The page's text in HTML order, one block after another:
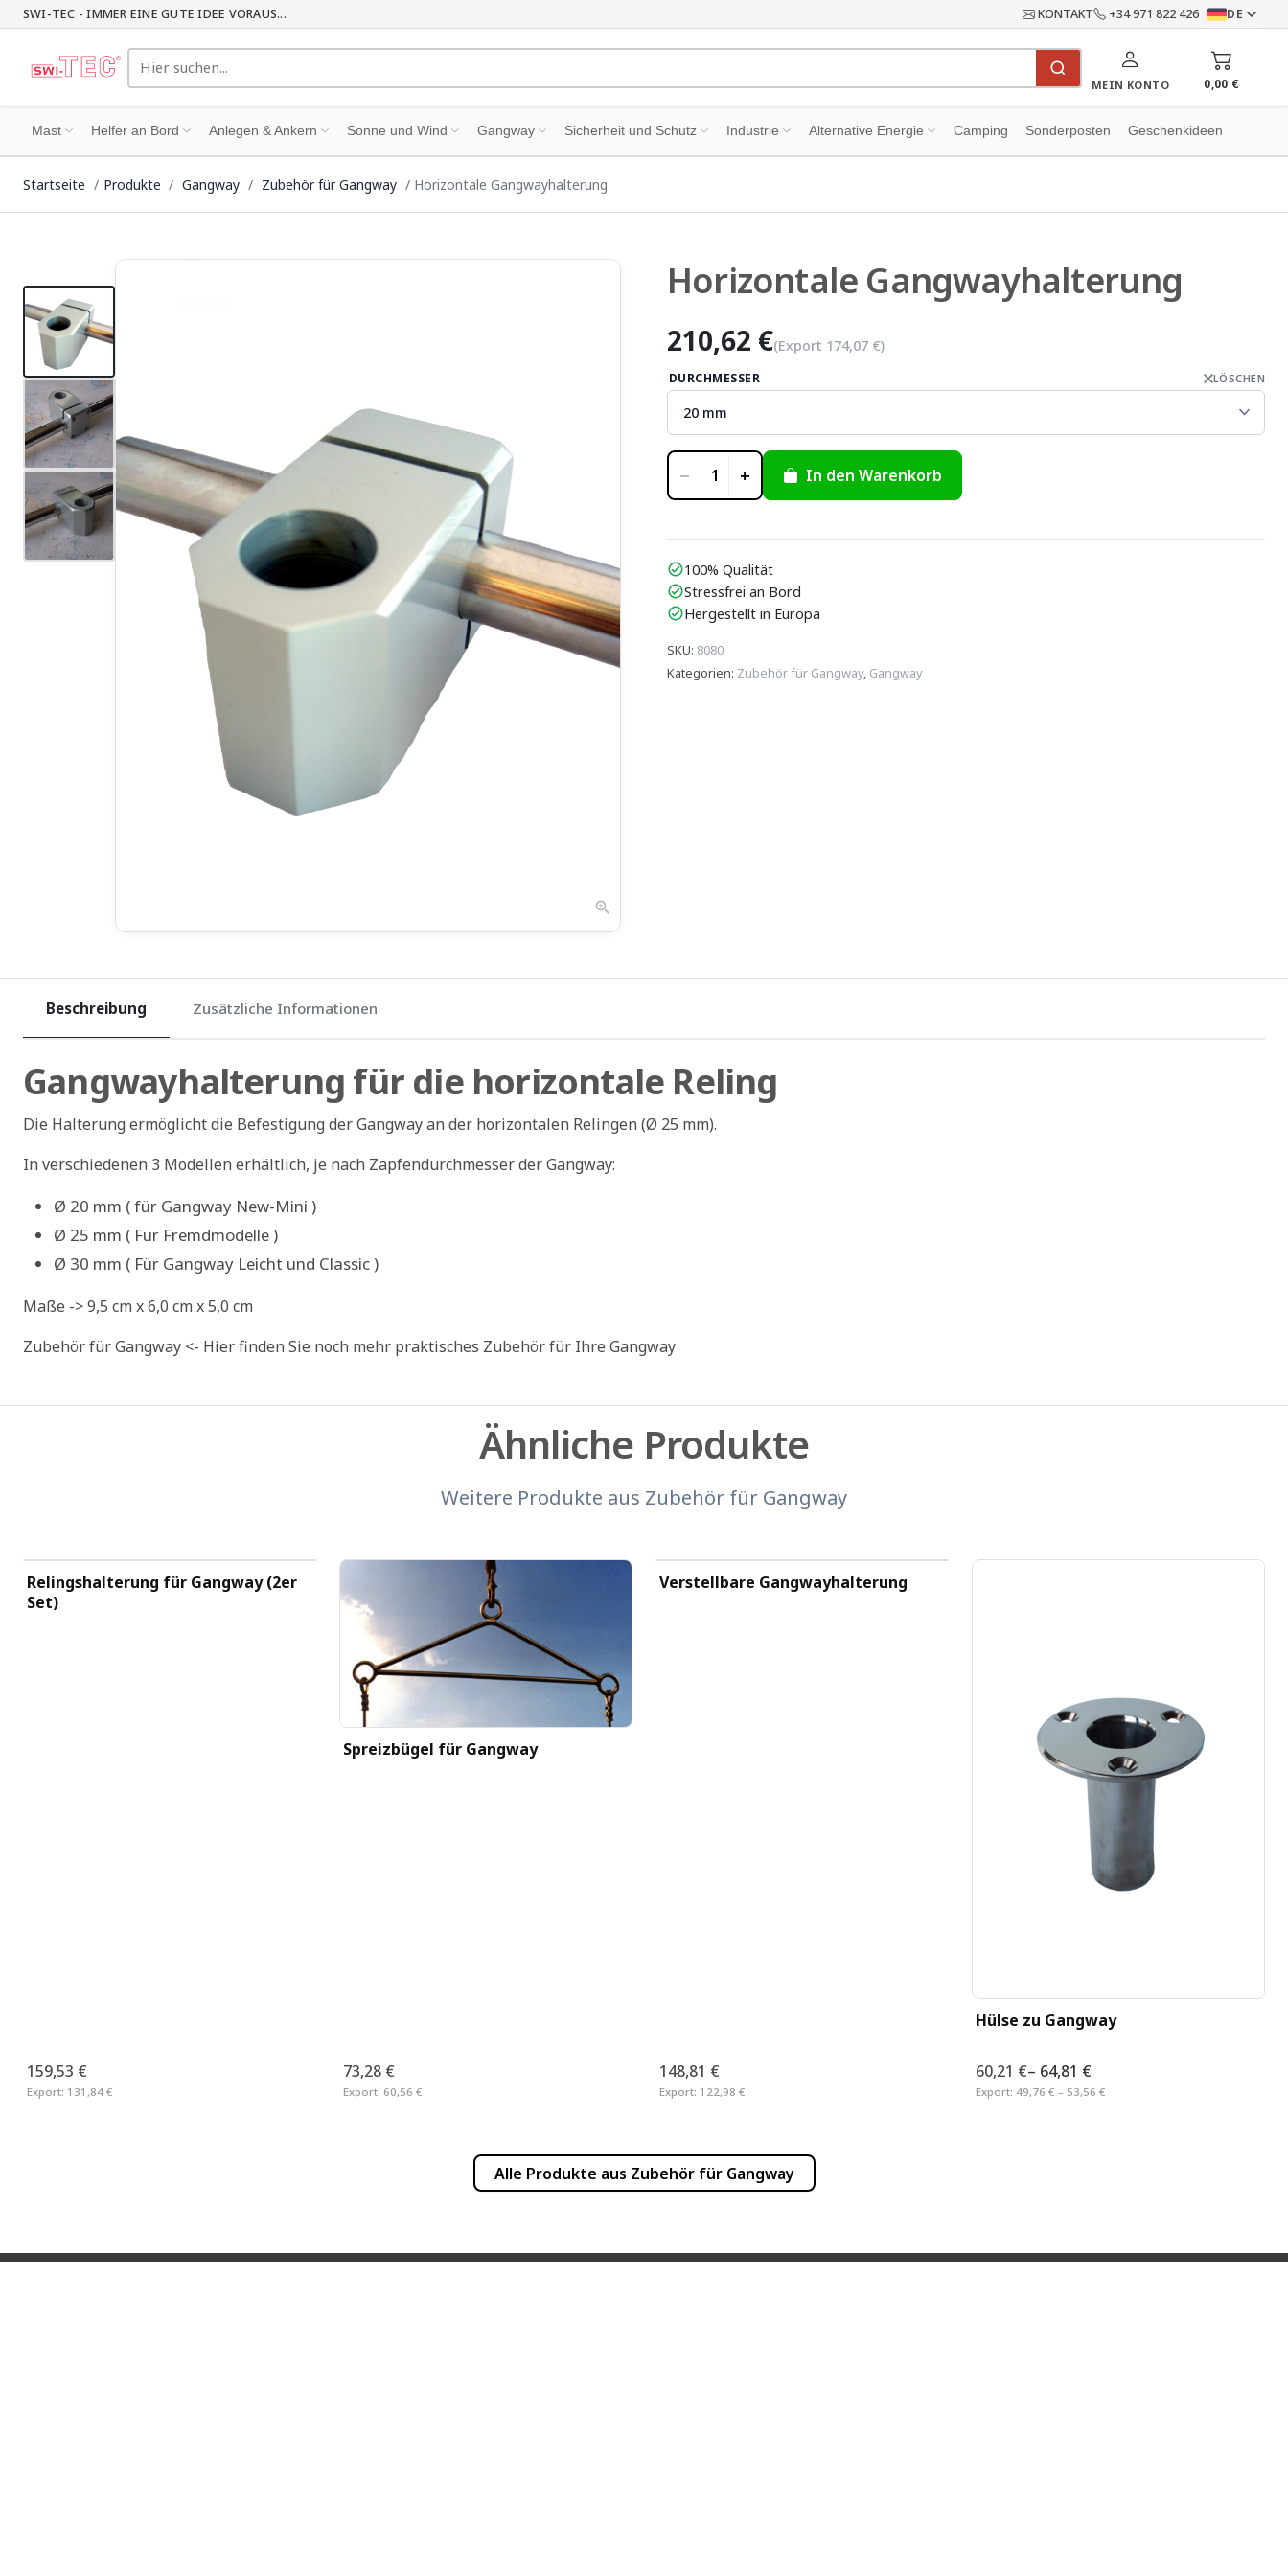
SWI-TEC - IMMER EINE GUTE IDEE VORAUS... KONTAKT +34 971 822 426 DE
MEIN KONTO 0,00 €
Mast Helfer an Bord Anlegen & Ankern Sonne und Wind Gangway Sicherheit und Schutz Industrie Alternative Energie Camping Sonderposten Geschenkideen
Startseite Produkte Gangway Zubehör für Gangway Horizontale Gangwayhalterung
zoom_in
Horizontale Gangwayhalterung
210,62 €(Export 174,07 €)
DURCHMESSER LÖSCHEN
− 1 + In den Warenkorb
check_circle100% Qualität
check_circleStressfrei an Bord
check_circleHergestellt in Europa
SKU: 8080
Kategorien: Zubehör für Gangway, Gangway
Beschreibung Zusätzliche Informationen
Gangwayhalterung für die horizontale Reling
Die Halterung ermöglicht die Befestigung der Gangway an der horizontalen Relingen (Ø 25 mm).
In verschiedenen 3 Modellen erhältlich, je nach Zapfendurchmesser der Gangway:
Ø 20 mm ( für Gangway New-Mini )
Ø 25 mm ( Für Fremdmodelle )
Ø 30 mm ( Für Gangway Leicht und Classic )
Maße -> 9,5 cm x 6,0 cm x 5,0 cm
Zubehör für Gangway <- Hier finden Sie noch mehr praktisches Zubehör für Ihre Gangway
Ähnliche Produkte
Weitere Produkte aus Zubehör für Gangway
159,53 €
Export: 131,84 €
Spreizbügel für Gangway
73,28 €
Export: 60,56 €
148,81 €
Export: 122,98 €
Hülse zu Gangway
60,21 €– 64,81 €
Export: 49,76 € – 53,56 €
Alle Produkte aus Zubehör für Gangway